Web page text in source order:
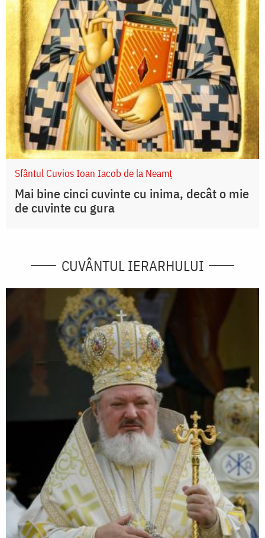
Sfântul Cuvios Ioan Iacob de la Neamț
Mai bine cinci cuvinte cu inima, decât o mie
de cuvinte cu gura
CUVÂNTUL IERARHULUI